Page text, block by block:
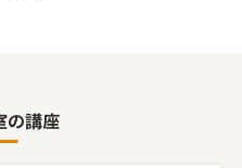
の講座